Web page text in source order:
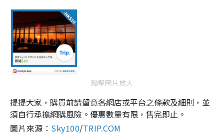
點擊圖片放大
提提大家，購買前請留意各網店或平台之條款及細則，並
須自行承擔網購風險。優惠數量有限，售完即止。
圖片來源： Sky100/TRIP.COM